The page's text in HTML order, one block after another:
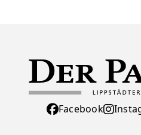
Facebook